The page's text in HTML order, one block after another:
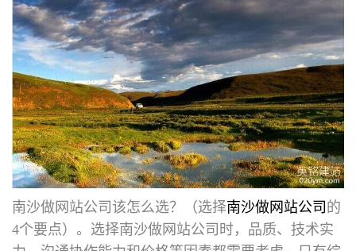
南沙做网站公司 该怎么选？（选择南沙做网站公司 的
4个要点）。选择南沙做网站公司时，品质、技术实